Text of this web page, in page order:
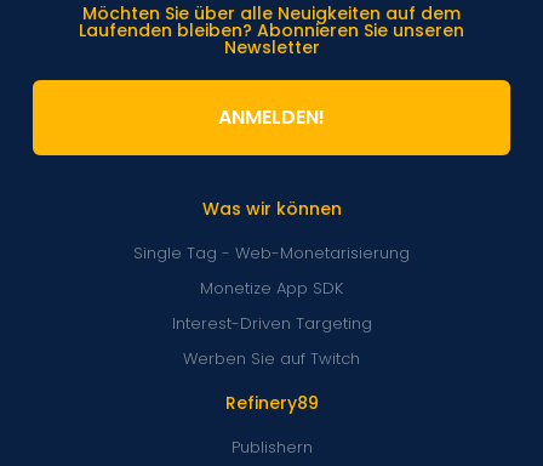
Refinery89
Publishern
Was wir können
Single Tag - Web-Monetarisierung
Monetize App SDK
Interest-Driven Targeting
Werben Sie auf Twitch
Möchten Sie über alle Neuigkeiten auf dem
Laufenden bleiben? Abonnieren Sie unseren
Newsletter
ANMELDEN!